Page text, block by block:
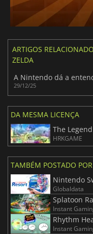
ARTIGOS
ZELDA
29/12/25
DA MESMA LICENÇA
The
HRKGAME
TAMBÉM POSTADO
Nintendo
Globaldata
Splatoon
Instant
Rhythm
Instant